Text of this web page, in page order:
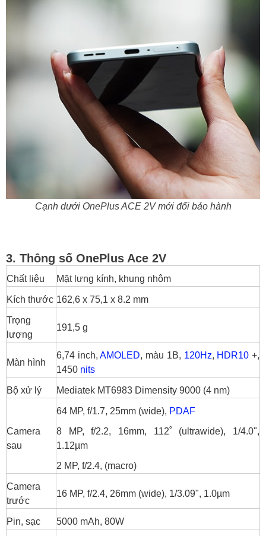
Cạnh dưới OnePlus ACE 2V mới đổi bảo hành
3. Thông số OnePlus Ace 2V
Chất liệu Mặt lưng kính, khung nhôm
Kích thước 162,6 x 75,1 x 8.2 mm
Trọng
lượng
191,5 g
Màn hình
6,74 inch,AMOLED, màu 1B, 120Hz, HDR10 +,
1450 nits
Bộ xử lý Mediatek MT6983 Dimensity 9000 (4 nm)
Camera
sau
64 MP, f/1.7, 25mm (wide), PDAF
8 MP, f/2.2, 16mm, 112˚ (ultrawide), 1/4.0",
1.12µm
2 MP, f/2.4, (macro)
Camera
trước
16 MP, f/2.4, 26mm (wide), 1/3.09", 1.0µm
Pin, sạc 5000 mAh, 80W